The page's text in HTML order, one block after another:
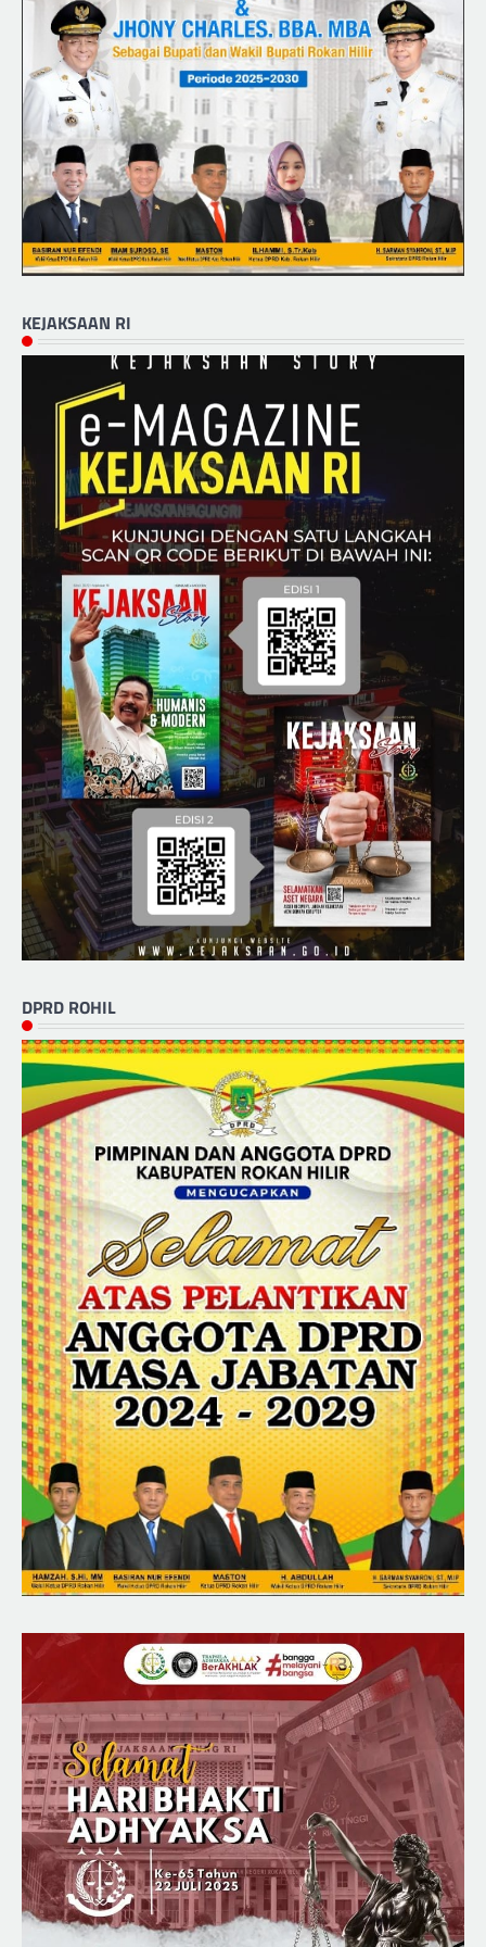
KEJAKSAAN RI
DPRD ROHIL